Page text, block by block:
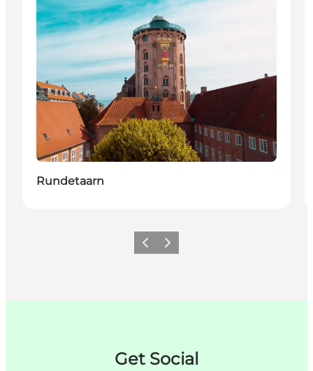
Rundetaarn
ForrigeNæste
Get Social